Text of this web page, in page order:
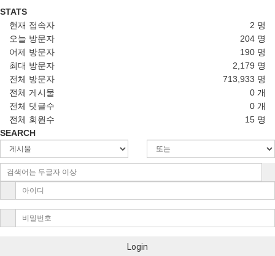
STATS
2 명
현재 접속자
204 명
오늘 방문자
190 명
어제 방문자
2,179 명
최대 방문자
713,933 명
전체 방문자
0 개
전체 게시물
0 개
전체 댓글수
15 명
전체 회원수
SEARCH
Login